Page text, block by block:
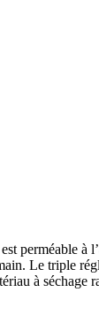
perméable à
Le triple
à